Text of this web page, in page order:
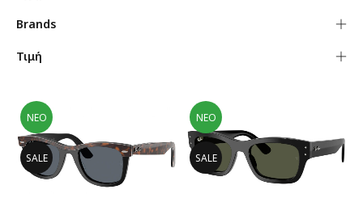
Brands
Τιμή
ΝΈΟ
SALE
ΝΈΟ
SALE